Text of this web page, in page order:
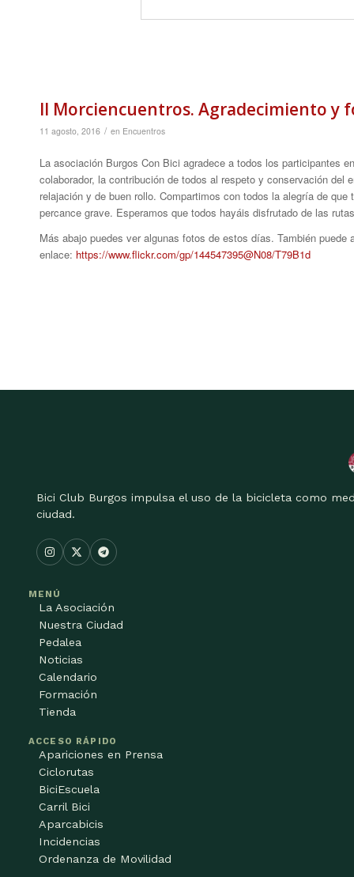
II Morciencuentros. Agradecimiento y
11 agosto, 2016 / en Encuentros
La asociación Burgos Con Bici agradece a todos los participantes
colaborador, la contribución de todos al respeto y conservación
relajación y de buen rollo. Compartimos con todos la alegría de
percance grave. Esperamos que todos hayáis disfrutado de las
Más abajo puedes ver algunas fotos de estos días. También
enlace: https://www.flickr.com/gp/144547395@N08/T79B1d
Bici Club Burgos impulsa el uso de la bicicleta como
ciudad.
MENÚ
La Asociación
Nuestra Ciudad
Pedalea
Noticias
Calendario
Formación
Tienda
ACCESO RÁPIDO
Apariciones en Prensa
Ciclorutas
BiciEscuela
Carril Bici
Aparcabicis
Incidencias
Ordenanza de Movilidad